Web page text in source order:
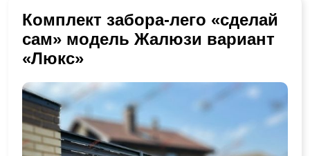
Комплект забора-лего «сделай
сам» модель Жалюзи вариант
«Люкс»